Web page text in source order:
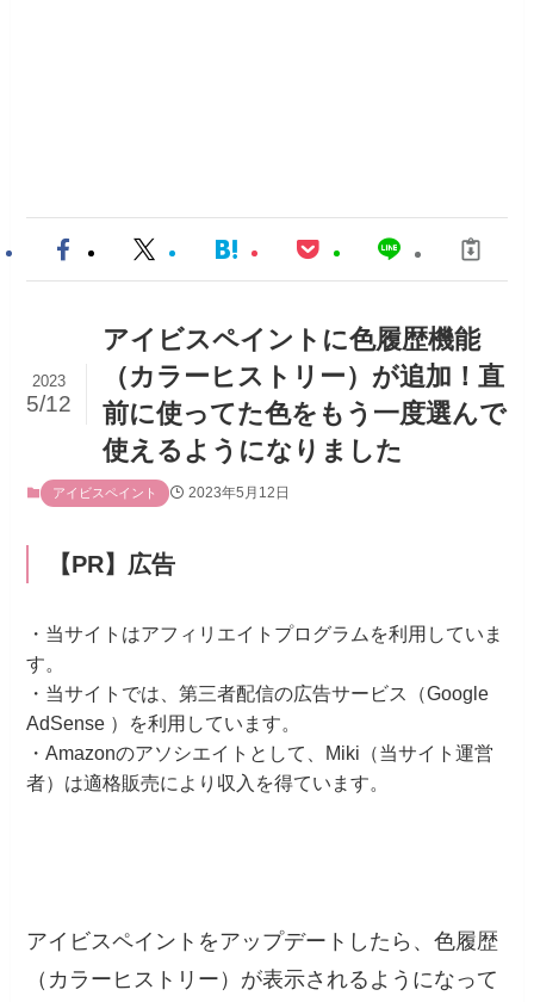
アイビスペイントに色履歴機能
（カラーヒストリー）が追加！直
前に使ってた色をもう一度選んで
使えるようになりました
2023
5/12
アイビスペイント 2023年5月12日
【PR】広告
・当サイトはアフィリエイトプログラムを利用していま
す。
・当サイトでは、第三者配信の広告サービス（Google
AdSense ）を利用しています。
・Amazonのアソシエイトとして、Miki（当サイト運営
者）は適格販売により収入を得ています。
アイビスペイントをアップデートしたら、色履歴
（カラーヒストリー）が表示されるようになって